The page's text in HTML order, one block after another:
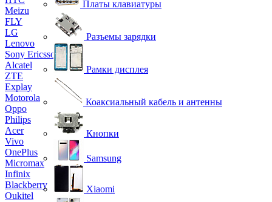
Meizu
FLY
LG
Lenovo
Sony Ericsson
Alcatel
ZTE
Explay
Motorola
Oppo
Philips
Acer
Vivo
OnePlus
Micromax
Infinix
Blackberry
Oukitel
Платы клавиатуры
Разъемы зарядки
Рамки дисплея
Коаксиальный кабель и антенны
Кнопки
Samsung
Xiaomi